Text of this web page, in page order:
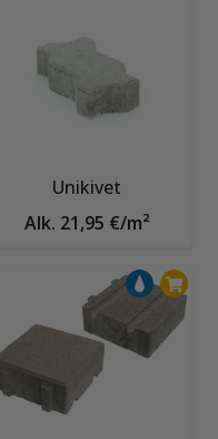
Unikivet
Alk. 21,95 €/m²